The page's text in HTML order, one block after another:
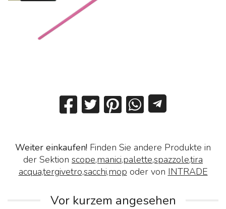
Weiter einkaufen! Finden Sie andere Produkte in
der Sektion scope,manici,palette,spazzole,tira
acqua,tergivetro,sacchi,mop oder von INTRADE
Vor kurzem angesehen